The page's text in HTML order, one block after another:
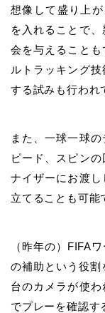
想像して盛り上
を入れることで
会を与えること
ルトラッキング
する試みも行われ
また、一球一球
ピード、スピン
ナイザーにお渡
立てることも可能
（昨年の）FIFA
の補助という役
台のカメラが使
でプレーを確認す